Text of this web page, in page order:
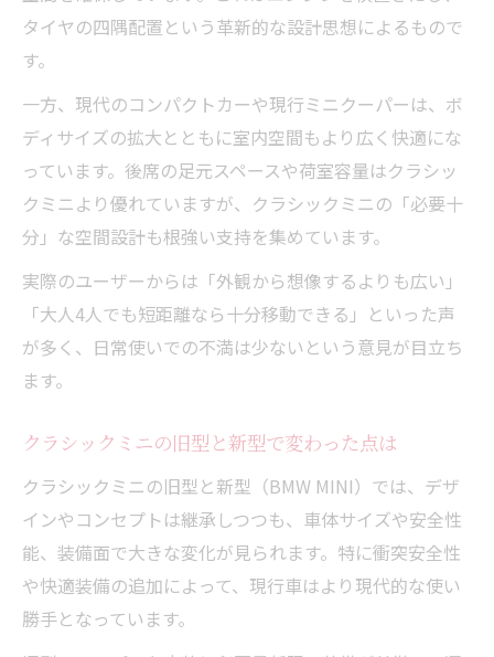
タイヤの四隅配置という革新的な設計思想によるもので
す。
一方、現代のコンパクトカーや現行ミニクーパーは、ボ
ディサイズの拡大とともに室内空間もより広く快適にな
っています。後席の足元スペースや荷室容量はクラシッ
クミニより優れていますが、クラシックミニの「必要十
分」な空間設計も根強い支持を集めています。
実際のユーザーからは「外観から想像するよりも広い」
「大人4人でも短距離なら十分移動できる」といった声
が多く、日常使いでの不満は少ないという意見が目立ち
ます。
クラシックミニの旧型と新型で変わった点は
クラシックミニの旧型と新型（BMW MINI）では、デザ
インやコンセプトは継承しつつも、車体サイズや安全性
能、装備面で大きな変化が見られます。特に衝突安全性
や快適装備の追加によって、現行車はより現代的な使い
勝手となっています。